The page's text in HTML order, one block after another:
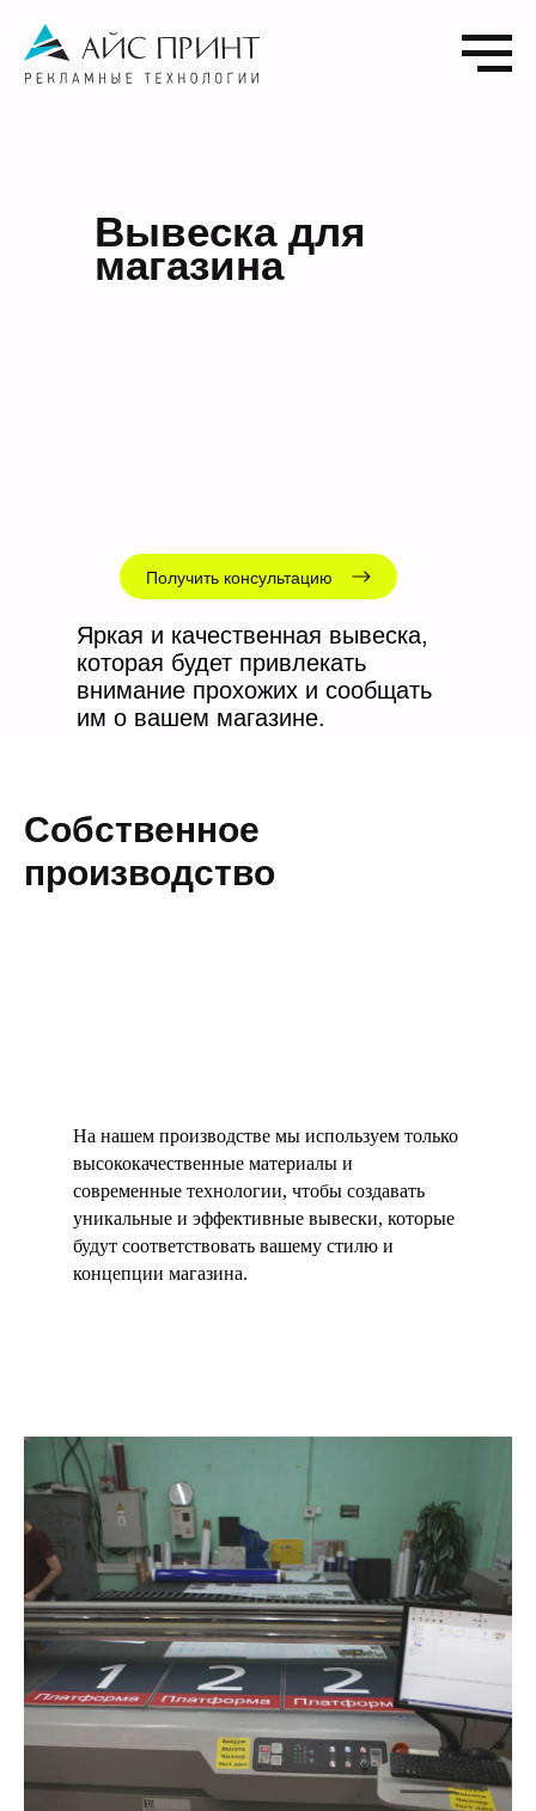
Вывеска для
магазина
Яркая и качественная вывеска,
которая будет привлекать
внимание прохожих и сообщать
им о вашем магазине.
Получить консультацию
Собственное
производство
На нашем производстве мы используем только
высококачественные материалы и
современные технологии, чтобы создавать
уникальные и эффективные вывески, которые
будут соответствовать вашему стилю и
концепции магазина.